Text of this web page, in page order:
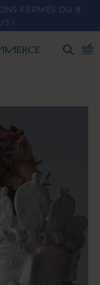
FERMÉS DU 8
!